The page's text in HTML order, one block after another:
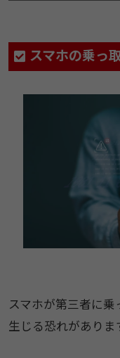
スマホの乗っ
スマホが第三者に
生じる恐れがありま